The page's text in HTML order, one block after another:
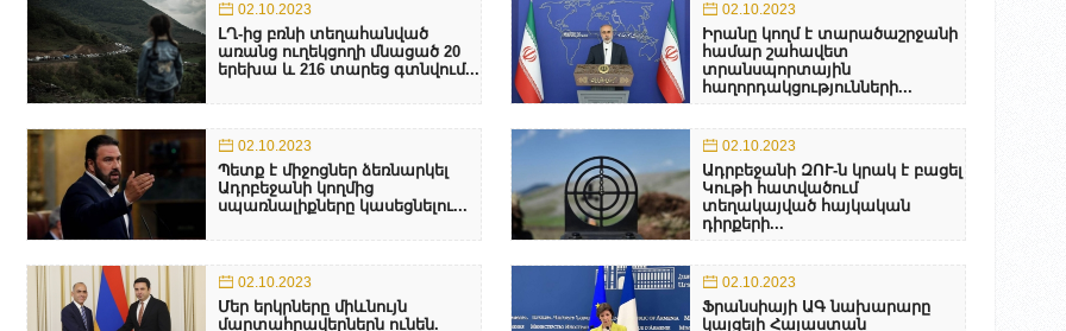
02.10.2023
ԼՂ-ից բռնի տեղահանված
առանց ուղեկցողի մնացած 20
երեխա և 216 տարեց գտնվում...
02.10.2023
Իրանը կողմ է տարածաշրջանի
համար շահավետ
տրանսպորտային
հաղորդակցությունների...
02.10.2023
Պետք է միջոցներ ձեռնարկել
Ադրբեջանի կողմից
սպառնալիքները կասեցնելու...
02.10.2023
Ադրբեջանի ԶՈՒ-ն կրակ է բացել
Կութի հատվածում
տեղակայված հայկական
դիրքերի...
02.10.2023
Մեր երկրները միևնույն
մարտահրավերներն ունեն.
02.10.2023
Ֆրանսիայի ԱԳ նախարարը
կայցելի Հայաստան